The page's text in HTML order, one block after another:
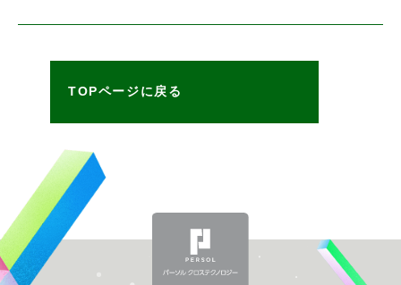
TOPページに戻る